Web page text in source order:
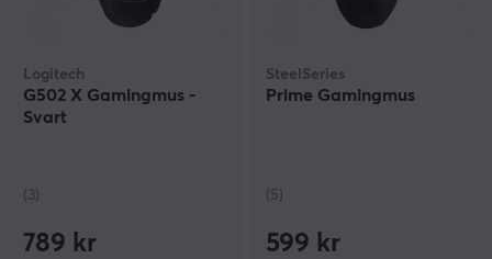
Logitech
G502 X Gamingmus -
Svart
(3)
789 kr
SteelSeries
Prime Gamingmus
(5)
599 kr